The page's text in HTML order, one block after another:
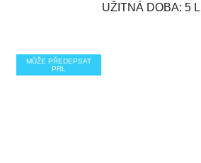
UŽITNÁ DOBA: 5
MŮŽE PŘEDEPSAT
PRL